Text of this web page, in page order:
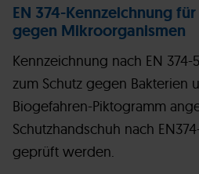
EN 374-Kennzeichnung
gegen Mikroorganismen
Kennzeichnung nach EN 374-
zum Schutz gegen Bakterien
Biogefahren-Piktogramm
Schutzhandschuh nach
geprüft werden.